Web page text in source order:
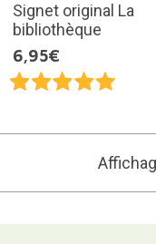
Signet original La
bibliothèque
6,95€